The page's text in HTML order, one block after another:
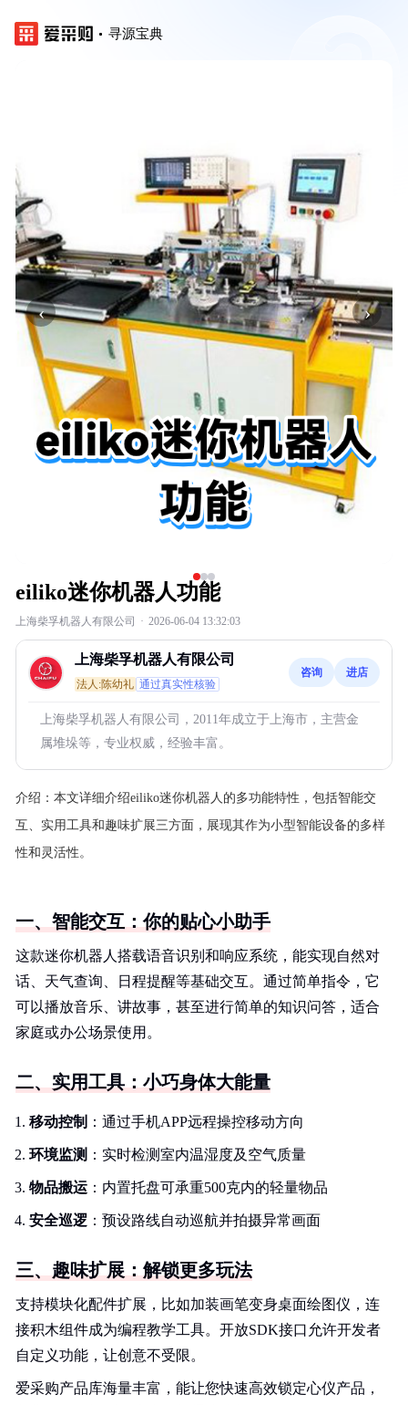
寻源宝典
‹ ›
eiliko迷你机器人功能
上海柴孚机器人有限公司 · 2026-06-04 13:32:03
上海柴孚机器人有限公司
法人:陈幼礼 通过真实性核验
咨询 进店
上海柴孚机器人有限公司，2011年成立于上海市，主营金
属堆垛等，专业权威，经验丰富。
介绍： 本文详细介绍eiliko迷你机器人的多功能特性，包括智能交
互、实用工具和趣味扩展三方面，展现其作为小型智能设备的多样
性和灵活性。
一、智能交互：你的贴心小助手
这款迷你机器人搭载语音识别和响应系统，能实现自然对
话、天气查询、日程提醒等基础交互。通过简单指令，它
可以播放音乐、讲故事，甚至进行简单的知识问答，适合
家庭或办公场景使用。
二、实用工具：小巧身体大能量
移动控制 ：通过手机APP远程操控移动方向
环境监测 ：实时检测室内温湿度及空气质量
物品搬运 ：内置托盘可承重500克内的轻量物品
安全巡逻 ：预设路线自动巡航并拍摄异常画面
三、趣味扩展：解锁更多玩法
支持模块化配件扩展，比如加装画笔变身桌面绘图仪，连
接积木组件成为编程教学工具。开放SDK接口允许开发者
自定义功能，让创意不受限。
爱采购产品库海量丰富，能让您快速高效锁定心仪产品，